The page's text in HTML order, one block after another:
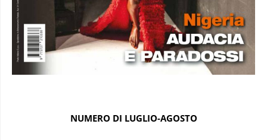
NUMERO DI LUGLIO-AGOSTO